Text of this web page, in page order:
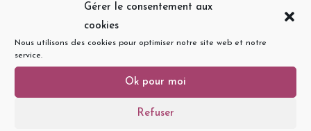
Gérer le consentement aux
cookies
Nous utilisons des cookies pour optimiser notre site web et notre
service.
Ok pour moi
Refuser